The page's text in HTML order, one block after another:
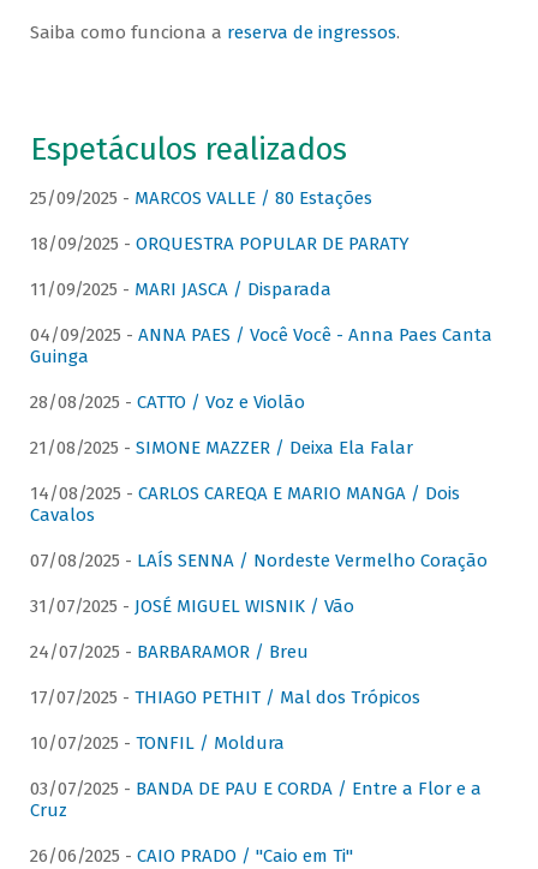
Saiba como funciona a reserva de ingressos.
Espetáculos realizados
25/09/2025 - MARCOS VALLE / 80 Estações
18/09/2025 - ORQUESTRA POPULAR DE PARATY
11/09/2025 - MARI JASCA / Disparada
04/09/2025 - ANNA PAES / Você Você - Anna Paes Canta
Guinga
28/08/2025 - CATTO / Voz e Violão
21/08/2025 - SIMONE MAZZER / Deixa Ela Falar
14/08/2025 - CARLOS CAREQA E MARIO MANGA / Dois
Cavalos
07/08/2025 - LAÍS SENNA / Nordeste Vermelho Coração
31/07/2025 - JOSÉ MIGUEL WISNIK / Vão
24/07/2025 - BARBARAMOR / Breu
17/07/2025 - THIAGO PETHIT / Mal dos Trópicos
10/07/2025 - TONFIL / Moldura
03/07/2025 - BANDA DE PAU E CORDA / Entre a Flor e a
Cruz
26/06/2025 - CAIO PRADO / "Caio em Ti"